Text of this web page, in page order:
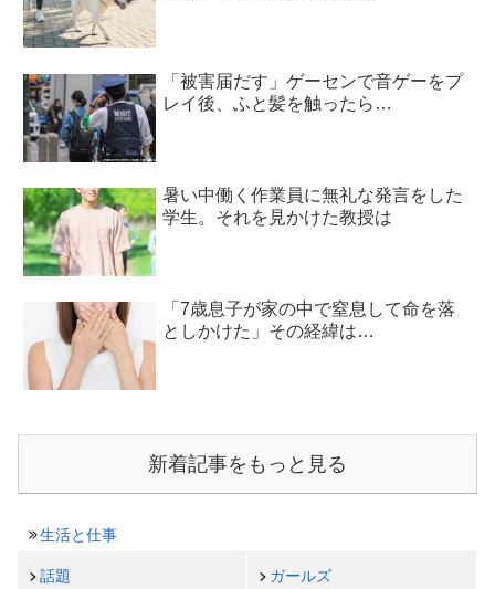
「被害届だす」ゲーセンで音ゲーをプ
レイ後、ふと髪を触ったら…
暑い中働く作業員に無礼な発言をした
学生。それを見かけた教授は
「7歳息子が家の中で窒息して命を落
としかけた」その経緯は…
新着記事をもっと見る
生活と仕事
話題 ガールズ